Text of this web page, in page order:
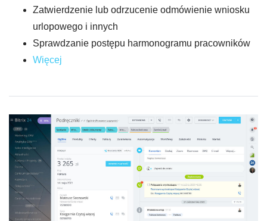
Zatwierdzenie lub odrzucenie odmówienie wniosku
urlopowego i innych
Sprawdzanie postępu harmonogramu pracowników
Więcej